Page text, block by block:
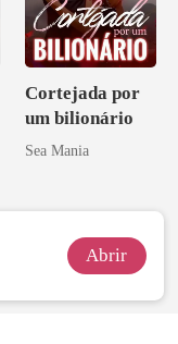
Cortejada por
um bilionário
Sea Mania
Abrir